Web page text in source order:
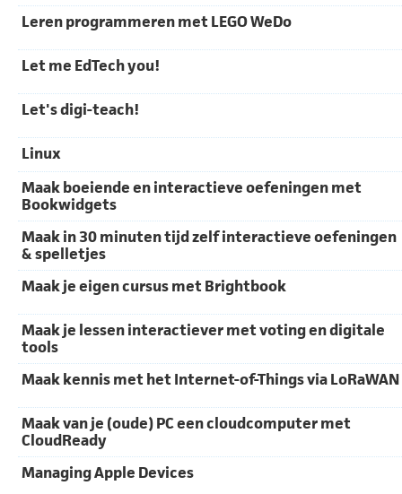
Leren programmeren met LEGO WeDo
Let me EdTech you!
Let's digi-teach!
Linux
Maak boeiende en interactieve oefeningen met
Bookwidgets
Maak in 30 minuten tijd zelf interactieve oefeningen
& spelletjes
Maak je eigen cursus met Brightbook
Maak je lessen interactiever met voting en digitale
tools
Maak kennis met het Internet-of-Things via LoRaWAN
Maak van je (oude) PC een cloudcomputer met
CloudReady
Managing Apple Devices